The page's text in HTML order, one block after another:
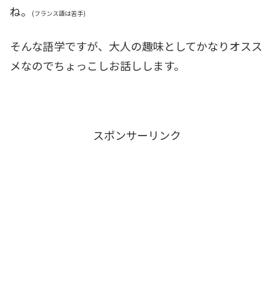
ね。
(フランス語は苦手)
そんな語学ですが、大人の趣味としてかなりオスス
メなのでちょっこしお話しします。
スポンサーリンク